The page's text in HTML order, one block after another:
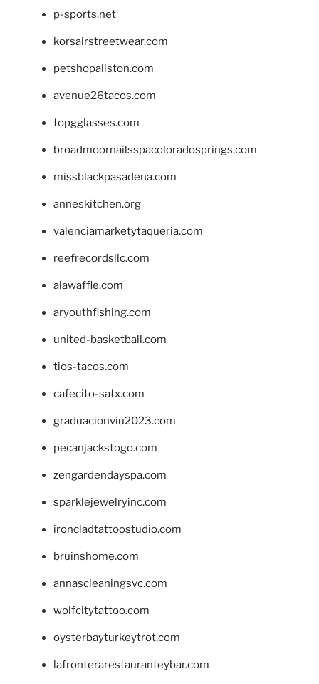
p-sports.net
korsairstreetwear.com
petshopallston.com
avenue26tacos.com
topgglasses.com
broadmoornailsspacoloradosprings.com
missblackpasadena.com
anneskitchen.org
valenciamarketytaqueria.com
reefrecordsllc.com
alawaffle.com
aryouthfishing.com
united-basketball.com
tios-tacos.com
cafecito-satx.com
graduacionviu2023.com
pecanjackstogo.com
zengardendayspa.com
sparklejewelryinc.com
ironcladtattoostudio.com
bruinshome.com
annascleaningsvc.com
wolfcitytattoo.com
oysterbayturkeytrot.com
lafronterarestauranteybar.com